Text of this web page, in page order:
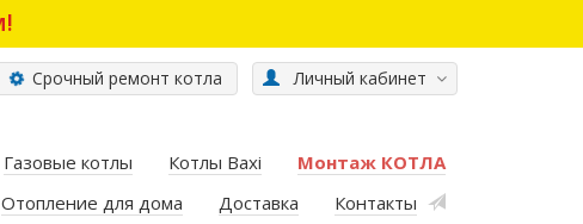
Личный кабинет
Срочный ремонт котла
Газовые котлы Котлы Baxi
Монтаж КОТЛА
Отопление для дома
Доставка Контакты